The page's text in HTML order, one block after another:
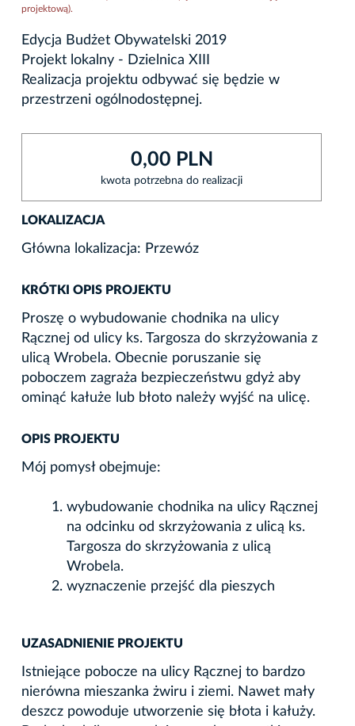
projektową).
Edycja Budżet Obywatelski 2019
Projekt lokalny - Dzielnica XIII
Realizacja projektu odbywać się będzie w
przestrzeni ogólnodostępnej.
0,00 PLN
kwota potrzebna do realizacji
LOKALIZACJA
Główna lokalizacja: Przewóz
KRÓTKI OPIS PROJEKTU
Proszę o wybudowanie chodnika na ulicy
Rącznej od ulicy ks. Targosza do skrzyżowania z
ulicą Wrobela. Obecnie poruszanie się
poboczem zagraża bezpieczeństwu gdyż aby
ominąć kałuże lub błoto należy wyjść na ulicę.
OPIS PROJEKTU
Mój pomysł obejmuje:
wybudowanie chodnika na ulicy Rącznej
na odcinku od skrzyżowania z ulicą ks.
Targosza do skrzyżowania z ulicą
Wrobela.
wyznaczenie przejść dla pieszych
UZASADNIENIE PROJEKTU
Istniejące pobocze na ulicy Rącznej to bardzo
nierówna mieszanka żwiru i ziemi. Nawet mały
deszcz powoduje utworzenie się błota i kałuży.